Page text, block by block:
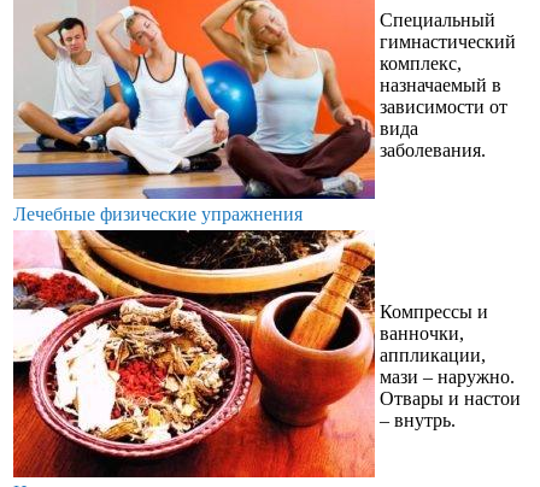
Лечебные физические упражнения
Специальный
гимнастический
комплекс,
назначаемый в
зависимости от
вида
заболевания.
Компрессы и
ванночки,
аппликации,
мази – наружно.
Отвары и настои
– внутрь.